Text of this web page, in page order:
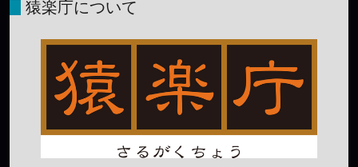
猿楽庁について